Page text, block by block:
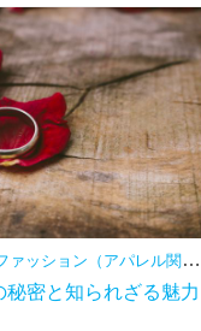
ァッション（アパレル関連）
密と知られざる魅力